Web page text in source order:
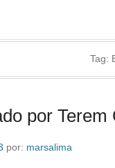
Tag:
por
por: marsalima